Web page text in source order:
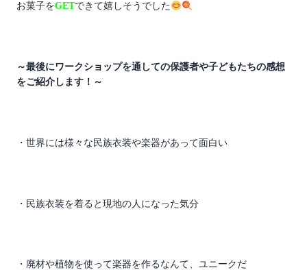
お菓子をGETできて嬉しそうでした
～最後にワークショップを通しての保護者や子どもたちの感想
をご紹介します！～
・世界には様々な民族衣装や楽器があって面白い
・民族衣装を着ると現地の人になった気分
・廃材や植物を使って楽器を作るなんて、ユニークだ